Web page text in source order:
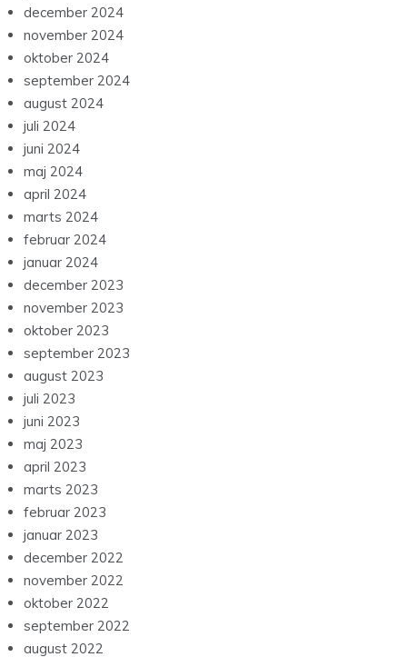
december 2024
november 2024
oktober 2024
september 2024
august 2024
juli 2024
juni 2024
maj 2024
april 2024
marts 2024
februar 2024
januar 2024
december 2023
november 2023
oktober 2023
september 2023
august 2023
juli 2023
juni 2023
maj 2023
april 2023
marts 2023
februar 2023
januar 2023
december 2022
november 2022
oktober 2022
september 2022
august 2022